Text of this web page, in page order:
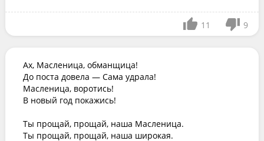
11 9
Ах, Масленица, обманщица!
До поста довела — Сама удрала!
Масленица, воротись!
В новый год покажись!
Ты прощай, прощай, наша Масленица.
Ты прощай, прощай, наша широкая.